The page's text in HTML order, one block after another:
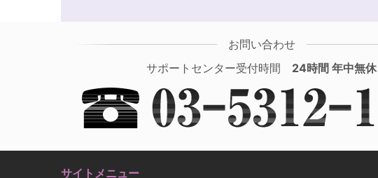
お問い合わせ
サポートセンター受付時間 24時間 年中無休
サイトメニュー